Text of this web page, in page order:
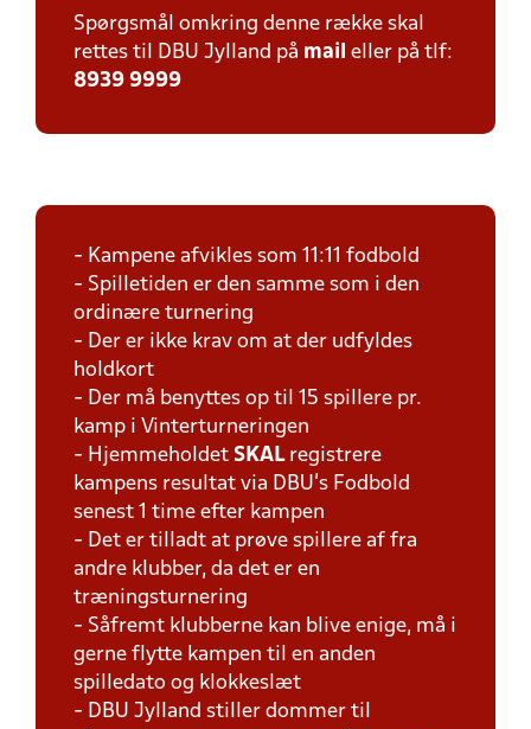
Spørgsmål omkring denne række skal
rettes til DBU Jylland på mail eller på tlf:
8939 9999
- Kampene afvikles som 11:11 fodbold
- Spilletiden er den samme som i den
ordinære turnering
- Der er ikke krav om at der udfyldes
holdkort
- Der må benyttes op til 15 spillere pr.
kamp i Vinterturneringen
- Hjemmeholdet SKAL registrere
kampens resultat via DBU's Fodbold
senest 1 time efter kampen
- Det er tilladt at prøve spillere af fra
andre klubber, da det er en
træningsturnering
- Såfremt klubberne kan blive enige, må i
gerne flytte kampen til en anden
spilledato og klokkeslæt
- DBU Jylland stiller dommer til